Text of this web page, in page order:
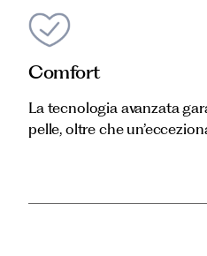
Comfort
La tecnologia avanzata
pelle, oltre che